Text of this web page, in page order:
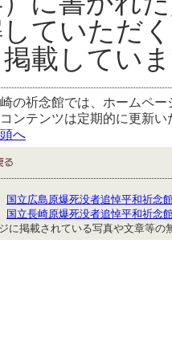
ていただ
掲載していま
の祈念館では、ホームペ
ンテンツは定期的に更新い
へ
国立広島原爆死没者追悼平和祈念
国立長崎原爆死没者追悼平和祈念
に掲載されている写真や文章等の